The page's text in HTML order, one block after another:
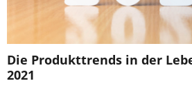
Die Produkttrends in der
2021